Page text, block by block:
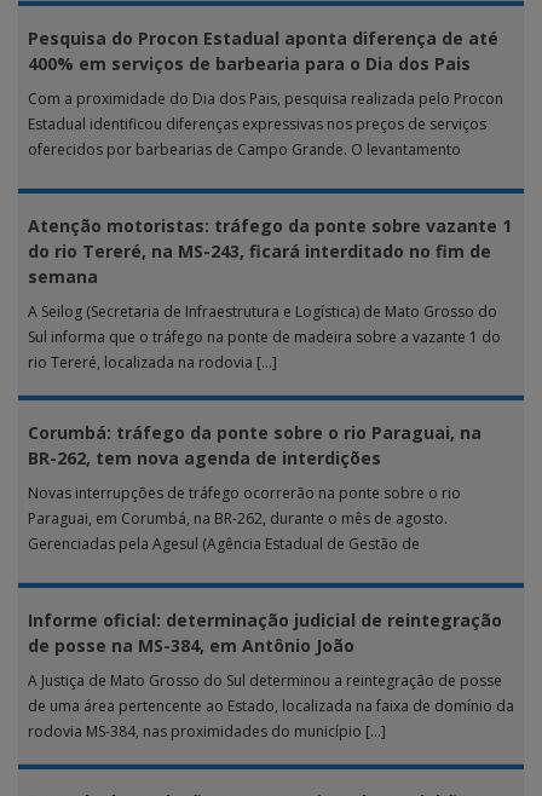
Pesquisa do Procon Estadual aponta diferença de até
400% em serviços de barbearia para o Dia dos Pais
Com a proximidade do Dia dos Pais, pesquisa realizada pelo Procon
Estadual identificou diferenças expressivas nos preços de serviços
oferecidos por barbearias de Campo Grande. O levantamento
Atenção motoristas: tráfego da ponte sobre vazante 1
do rio Tereré, na MS-243, ficará interditado no fim de
semana
A Seilog (Secretaria de Infraestrutura e Logística) de Mato Grosso do
Sul informa que o tráfego na ponte de madeira sobre a vazante 1 do
rio Tereré, localizada na rodovia […]
Corumbá: tráfego da ponte sobre o rio Paraguai, na
BR-262, tem nova agenda de interdições
Novas interrupções de tráfego ocorrerão na ponte sobre o rio
Paraguai, em Corumbá, na BR-262, durante o mês de agosto.
Gerenciadas pela Agesul (Agência Estadual de Gestão de
Informe oficial: determinação judicial de reintegração
de posse na MS-384, em Antônio João
A Justiça de Mato Grosso do Sul determinou a reintegração de posse
de uma área pertencente ao Estado, localizada na faixa de domínio da
rodovia MS-384, nas proximidades do município […]